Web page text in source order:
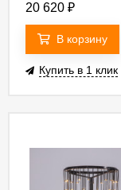
20 620 ₽
В корзину
Купить в 1 клик